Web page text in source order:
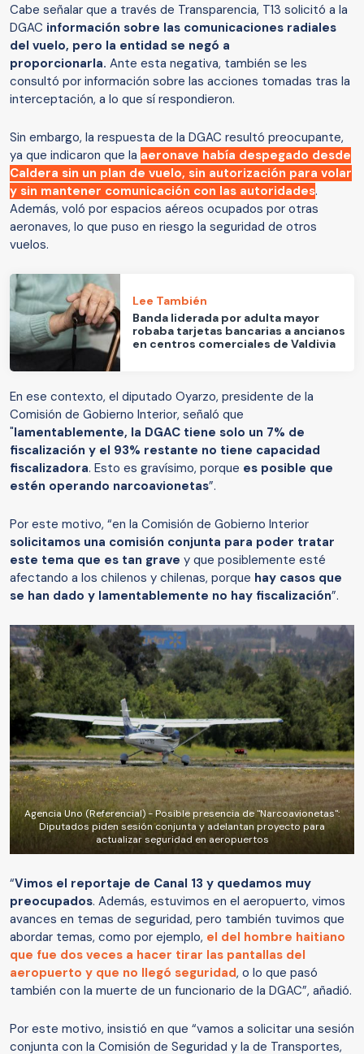
Cabe señalar que a través de Transparencia, T13 solicitó a la
DGAC información sobre las comunicaciones radiales
del vuelo, pero la entidad se negó a
proporcionarla. Ante esta negativa, también se les
consultó por información sobre las acciones tomadas tras la
interceptación, a lo que sí respondieron.
Sin embargo, la respuesta de la DGAC resultó preocupante,
ya que indicaron que la aeronave había despegado desde
Caldera sin un plan de vuelo, sin autorización para volar
y sin mantener comunicación con las autoridades.
Además, voló por espacios aéreos ocupados por otras
aeronaves, lo que puso en riesgo la seguridad de otros
vuelos.
Lee También
Banda liderada por adulta mayor
robaba tarjetas bancarias a ancianos
en centros comerciales de Valdivia
En ese contexto, el diputado Oyarzo, presidente de la
Comisión de Gobierno Interior, señaló que
"lamentablemente, la DGAC tiene solo un 7% de
fiscalización y el 93% restante no tiene capacidad
fiscalizadora. Esto es gravísimo, porque es posible que
estén operando narcoavionetas”.
Por este motivo, “en la Comisión de Gobierno Interior
solicitamos una comisión conjunta para poder tratar
este tema que es tan grave y que posiblemente esté
afectando a los chilenos y chilenas, porque hay casos que
se han dado y lamentablemente no hay fiscalización”.
Agencia Uno (Referencial) - Posible presencia de "Narcoavionetas":
Diputados piden sesión conjunta y adelantan proyecto para
actualizar seguridad en aeropuertos
“Vimos el reportaje de Canal 13 y quedamos muy
preocupados. Además, estuvimos en el aeropuerto, vimos
avances en temas de seguridad, pero también tuvimos que
abordar temas, como por ejemplo, el del hombre haitiano
que fue dos veces a hacer tirar las pantallas del
aeropuerto y que no llegó seguridad, o lo que pasó
también con la muerte de un funcionario de la DGAC”, añadió.
Por este motivo, insistió en que “vamos a solicitar una sesión
conjunta con la Comisión de Seguridad y la de Transportes,